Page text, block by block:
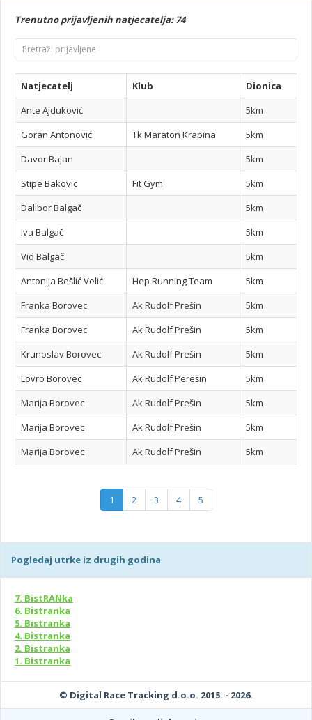
Trenutno prijavljenih natjecatelja: 74
Natjecatelj Klub
Dionica
Ante Ajduković
5km
Goran Antonović
Tk Maraton Krapina
5km
Davor Bajan
5km
Stipe Bakovic
Fit Gym
5km
Dalibor Balgač
5km
Iva Balgač
5km
Vid Balgač
5km
Antonija Bešlić Velić
Hep Running Team
5km
Franka Borovec
Ak Rudolf Prešin
5km
Franka Borovec
Ak Rudolf Prešin
5km
Krunoslav Borovec
Ak Rudolf Prešin
5km
Lovro Borovec
Ak Rudolf Perešin
5km
Marija Borovec
Ak Rudolf Prešin
5km
Marija Borovec
Ak Rudolf Prešin
5km
Marija Borovec
Ak Rudolf Prešin 5km
1 2 3 4 5
Pogledaj utrke iz drugih godina
7. BistRANka
6. Bistranka
5. Bistranka
4. Bistranka
2. Bistranka
1. Bistranka
© Digital Race Tracking d.o.o. 2015. - 2026.